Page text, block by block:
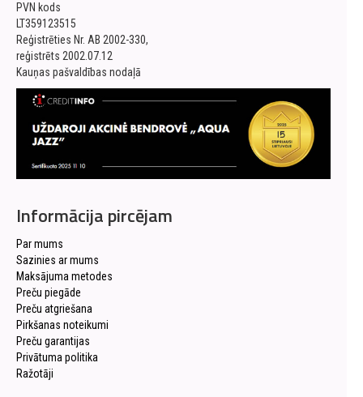
PVN kods
LT359123515
Reģistrēties Nr. AB 2002-330,
reģistrēts 2002.07.12
Kauņas pašvaldības nodaļā
Informācija pircējam
Par mums
Sazinies ar mums
Maksājuma metodes
Preču piegāde
Preču atgriešana
Pirkšanas noteikumi
Preču garantijas
Privātuma politika
Ražotāji